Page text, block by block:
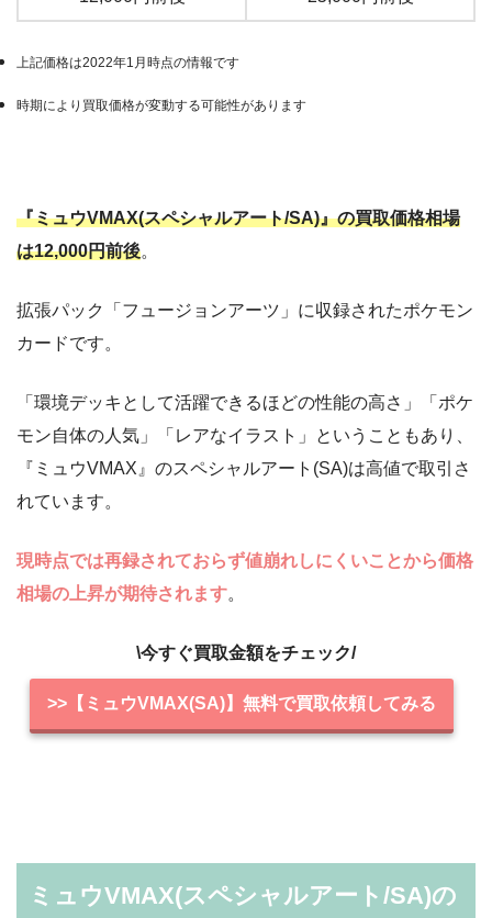
上記価格は2022年1月時点の情報です
時期により買取価格が変動する可能性があります
『ミュウVMAX(スペシャルアート/SA)』の買取価格相場
は12,000円前後。
拡張パック「フュージョンアーツ」に収録されたポケモン
カードです。
「環境デッキとして活躍できるほどの性能の高さ」「ポケ
モン自体の人気」「レアなイラスト」ということもあり、
『ミュウVMAX』のスペシャルアート(SA)は高値で取引さ
れています。
現時点では再録されておらず値崩れしにくいことから価格
相場の上昇が期待されます。
\今すぐ買取金額をチェック/
>>【ミュウVMAX(SA)】無料で買取依頼してみる
ミュウVMAX(スペシャルアート/SA)の